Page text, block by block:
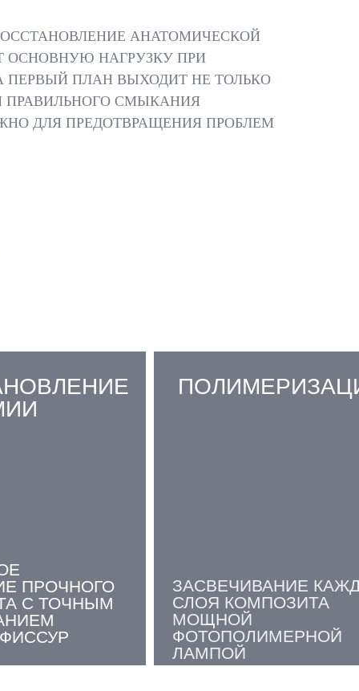
АНАТОМИЧЕСКОЙ
ОСНОВНУЮ НАГРУЗКУ ПРИ
ПЕРВЫЙ ПЛАН ВЫХОДИТ НЕ ТОЛЬКО
ПРАВИЛЬНОГО СМЫКАНИЯ
ДЛЯ ПРЕДОТВРАЩЕНИЯ ПРОБЛЕМ
ПРОЧНОГО
С ТОЧНЫМ
ЗАСВЕЧИВАНИЕ
СЛОЯ КОМПОЗИТА
МОЩНОЙ
ФОТОПОЛИМЕРНОЙ
ЛАМПОЙ